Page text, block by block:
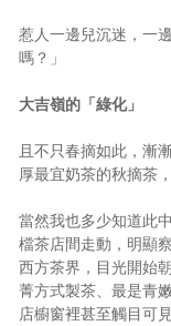
惹人一邊兒沉迷，一
嗎？」
大吉嶺的「綠化」
且不只春摘如此，漸
厚最宜奶茶的秋摘茶
當然我也多少知道此
檔茶店間走動，明顯
西方茶界，目光開始
菁方式製茶、最是青
店櫥窗裡甚至觸目可